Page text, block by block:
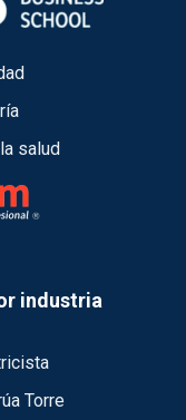
salud
industria
Torre